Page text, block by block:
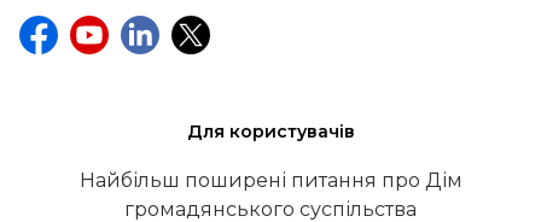
Для користувачів
Найбільш поширені питання про Дім
громадянського суспільства